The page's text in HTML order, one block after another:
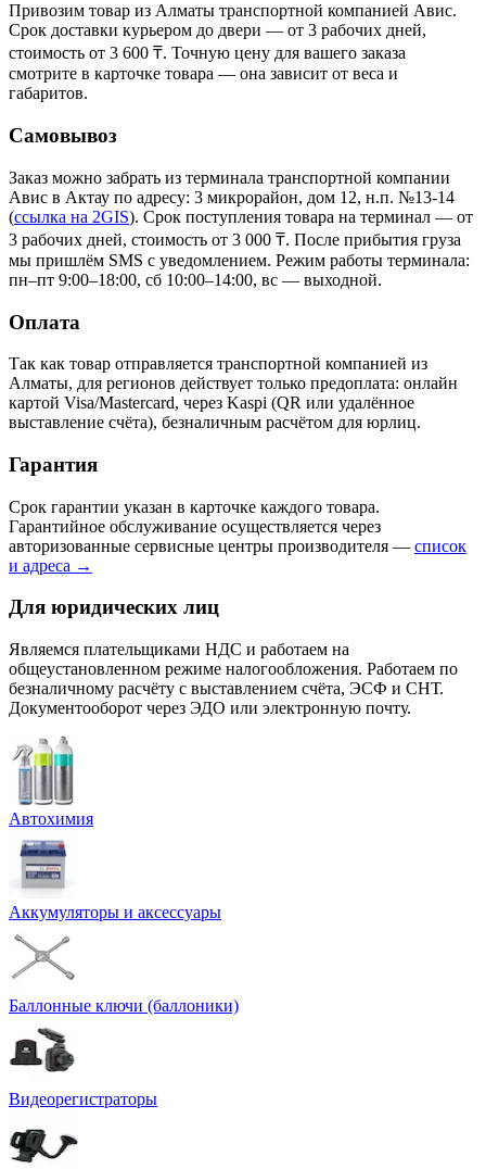
Привозим товар из Алматы транспортной компанией Авис.
Срок доставки курьером до двери — от 3 рабочих дней,
стоимость от 3 600 ₸. Точную цену для вашего заказа
смотрите в карточке товара — она зависит от веса и
габаритов.
Самовывоз
Заказ можно забрать из терминала транспортной компании
Авис в Актау по адресу: 3 микрорайон, дом 12, н.п. №13-14
(ссылка на 2GIS). Срок поступления товара на терминал — от
3 рабочих дней, стоимость от 3 000 ₸. После прибытия груза
мы пришлём SMS с уведомлением. Режим работы терминала:
пн–пт 9:00–18:00, сб 10:00–14:00, вс — выходной.
Оплата
Так как товар отправляется транспортной компанией из
Алматы, для регионов действует только предоплата: онлайн
картой Visa/Mastercard, через Kaspi (QR или удалённое
выставление счёта), безналичным расчётом для юрлиц.
Гарантия
Срок гарантии указан в карточке каждого товара.
Гарантийное обслуживание осуществляется через
авторизованные сервисные центры производителя — список
и адреса →
Для юридических лиц
Являемся плательщиками НДС и работаем на
общеустановленном режиме налогообложения. Работаем по
безналичному расчёту с выставлением счёта, ЭСФ и СНТ.
Документооборот через ЭДО или электронную почту.
Автохимия
Аккумуляторы и аксессуары
Баллонные ключи (баллоники)
Видеорегистраторы